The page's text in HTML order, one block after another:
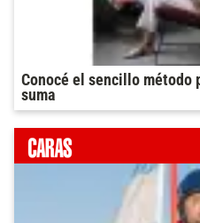
Conocé el sencillo método
suma